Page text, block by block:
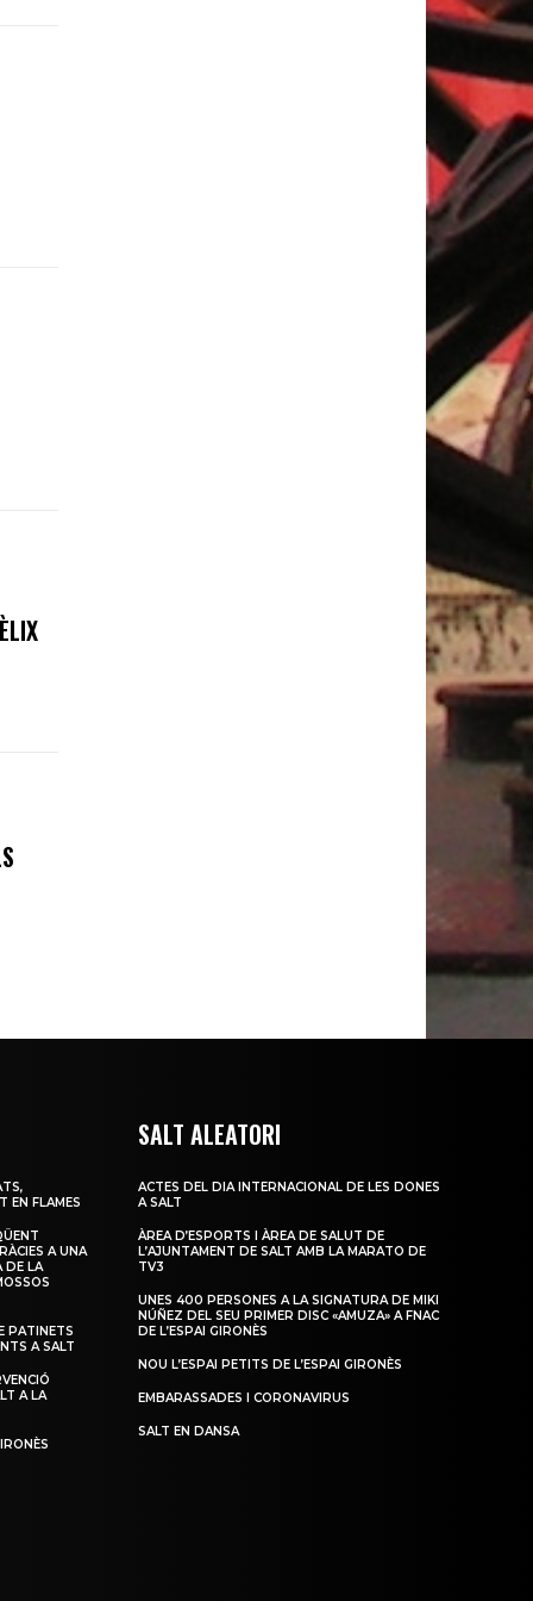
EN FLAMES
A UNA
DE LA
PATINETS
A SALT
A LA
SALT ALEATORI
ACTES DEL DIA INTERNACIONAL DE LES DONES
A SALT
ÀREA D’ESPORTS I ÀREA DE SALUT DE
L’AJUNTAMENT DE SALT AMB LA MARATO DE
TV3
UNES 400 PERSONES A LA SIGNATURA DE MIKI
NÚÑEZ DEL SEU PRIMER DISC «AMUZA» A FNAC
DE L’ESPAI GIRONÈS
NOU L’ESPAI PETITS DE L’ESPAI GIRONÈS
EMBARASSADES I CORONAVIRUS
SALT EN DANSA